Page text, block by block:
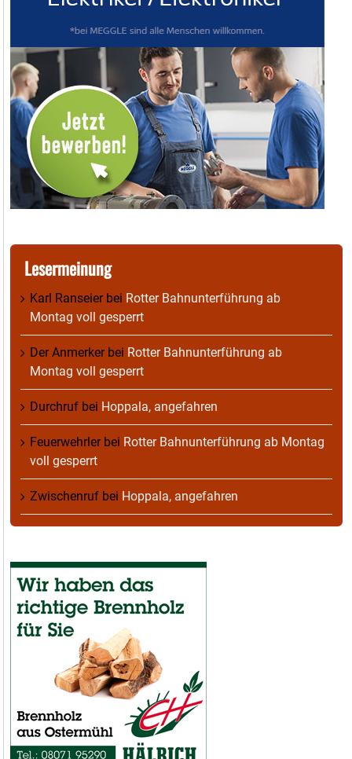
Lesermeinung
Karl Ranseierbei Rotter Bahnunterführung ab
Montag voll gesperrt
Der Anmerkerbei Rotter Bahnunterführung ab
Montag voll gesperrt
Durchruf bei Hoppala, angefahren
Feuerwehrlerbei Rotter Bahnunterführung ab Montag
voll gesperrt
Zwischenruf bei Hoppala, angefahren